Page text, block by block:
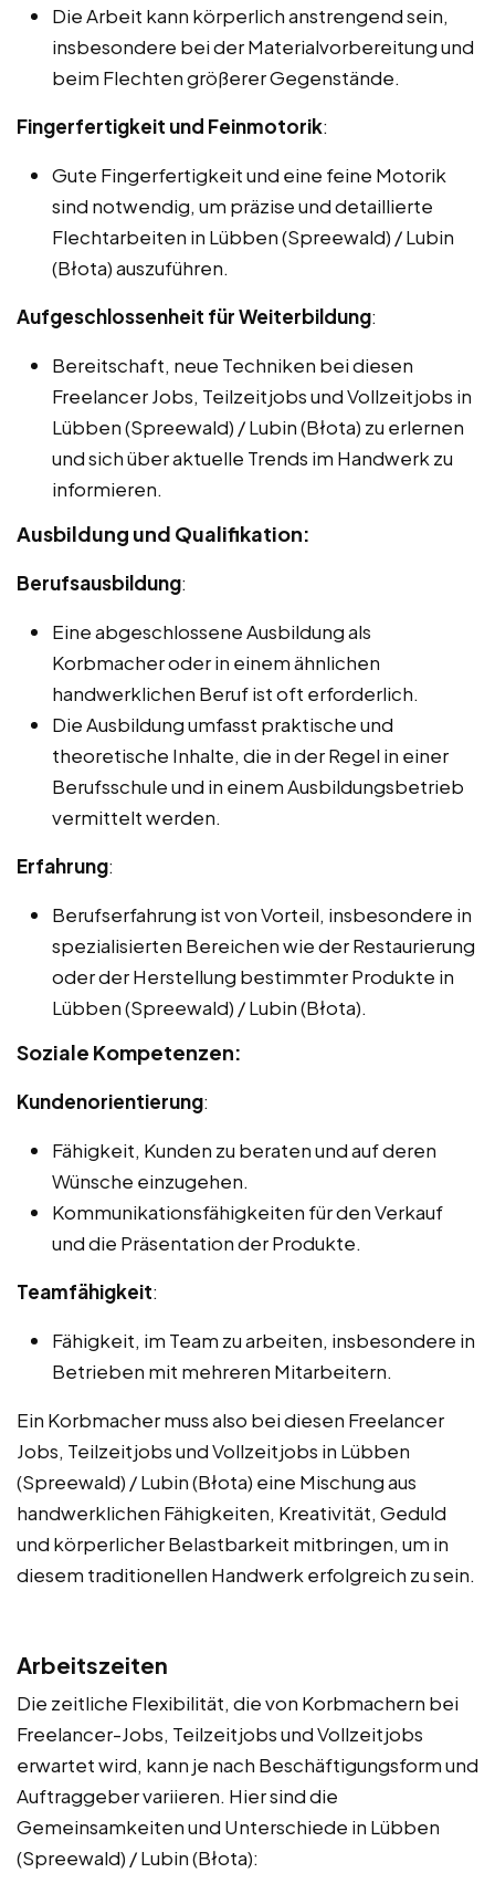
Die Arbeit kann körperlich anstrengend sein,
insbesondere bei der Materialvorbereitung und
beim Flechten größerer Gegenstände.
Fingerfertigkeit und Feinmotorik:
Gute Fingerfertigkeit und eine feine Motorik
sind notwendig, um präzise und detaillierte
Flechtarbeiten in Lübben (Spreewald) / Lubin
(Błota) auszuführen.
Aufgeschlossenheit für Weiterbildung:
Bereitschaft, neue Techniken bei diesen
Freelancer Jobs, Teilzeitjobs und Vollzeitjobs in
Lübben (Spreewald) / Lubin (Błota) zu erlernen
und sich über aktuelle Trends im Handwerk zu
informieren.
Ausbildung und Qualifikation:
Berufsausbildung:
Eine abgeschlossene Ausbildung als
Korbmacher oder in einem ähnlichen
handwerklichen Beruf ist oft erforderlich.
Die Ausbildung umfasst praktische und
theoretische Inhalte, die in der Regel in einer
Berufsschule und in einem Ausbildungsbetrieb
vermittelt werden.
Erfahrung:
Berufserfahrung ist von Vorteil, insbesondere in
spezialisierten Bereichen wie der Restaurierung
oder der Herstellung bestimmter Produkte in
Lübben (Spreewald) / Lubin (Błota).
Soziale Kompetenzen:
Kundenorientierung:
Fähigkeit, Kunden zu beraten und auf deren
Wünsche einzugehen.
Kommunikationsfähigkeiten für den Verkauf
und die Präsentation der Produkte.
Teamfähigkeit:
Fähigkeit, im Team zu arbeiten, insbesondere in
Betrieben mit mehreren Mitarbeitern.
Ein Korbmacher muss also bei diesen Freelancer
Jobs, Teilzeitjobs und Vollzeitjobs in Lübben
(Spreewald) / Lubin (Błota) eine Mischung aus
handwerklichen Fähigkeiten, Kreativität, Geduld
und körperlicher Belastbarkeit mitbringen, um in
diesem traditionellen Handwerk erfolgreich zu sein.
Arbeitszeiten
Die zeitliche Flexibilität, die von Korbmachern bei
Freelancer-Jobs, Teilzeitjobs und Vollzeitjobs
erwartet wird, kann je nach Beschäftigungsform und
Auftraggeber variieren. Hier sind die
Gemeinsamkeiten und Unterschiede in Lübben
(Spreewald) / Lubin (Błota):